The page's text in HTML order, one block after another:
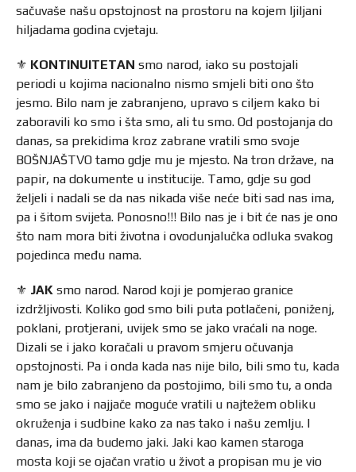
sačuvaše našu opstojnost na prostoru na kojem ljiljani
hiljadama godina cvjetaju.
⚜️ KONTINUITETAN smo narod, iako su postojali
periodi u kojima nacionalno nismo smjeli biti ono što
jesmo. Bilo nam je zabranjeno, upravo s ciljem kako bi
zaboravili ko smo i šta smo, ali tu smo. Od postojanja do
danas, sa prekidima kroz zabrane vratili smo svoje
BOŠNJAŠTVO tamo gdje mu je mjesto. Na tron države, na
papir, na dokumente u institucije. Tamo, gdje su god
željeli i nadali se da nas nikada više neće biti sad nas ima,
pa i šitom svijeta. Ponosno!!! Bilo nas je i bit će nas je ono
što nam mora biti životna i ovodunjalučka odluka svakog
pojedinca među nama.
⚜️ JAKsmo narod. Narod koji je pomjerao granice
izdržljivosti. Koliko god smo bili puta potlačeni, poniženj,
poklani, protjerani, uvijek smo se jako vraćali na noge.
Dizali se i jako koračali u pravom smjeru očuvanja
opstojnosti. Pa i onda kada nas nije bilo, bili smo tu, kada
nam je bilo zabranjeno da postojimo, bili smo tu, a onda
smo se jako i najjače moguće vratili u najtežem obliku
okruženja i sudbine kako za nas tako i našu zemlju. I
danas, ima da budemo jaki. Jaki kao kamen staroga
mosta koji se ojačan vratio u život a propisan mu je vio